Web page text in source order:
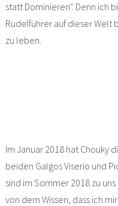
statt Dominieren". Denn ich
Rudelführer auf dieser Welt
zu leben.
Im Januar 2018 hat Chouky
beiden Galgos Viserio und
sind im Sommer 2018 zu
von dem Wissen, dass ich